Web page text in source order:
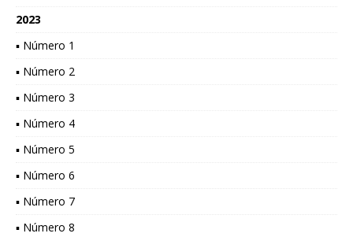
2023
▪ Número 1
▪ Número 2
▪ Número 3
▪ Número 4
▪ Número 5
▪ Número 6
▪ Número 7
▪ Número 8